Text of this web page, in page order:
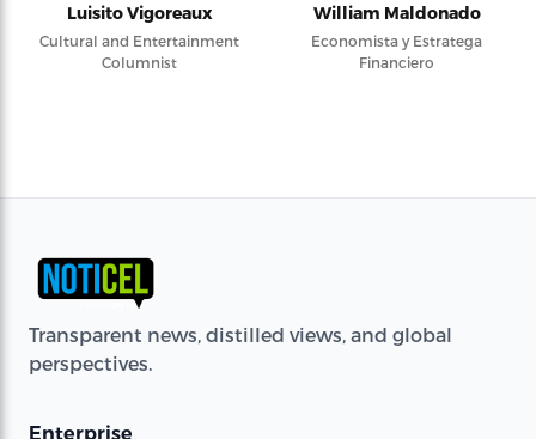
Luisito Vigoreaux
Cultural and Entertainment
Columnist
William Maldonado
Economista y Estratega
Financiero
Transparent news, distilled views, and global
perspectives.
Enterprise